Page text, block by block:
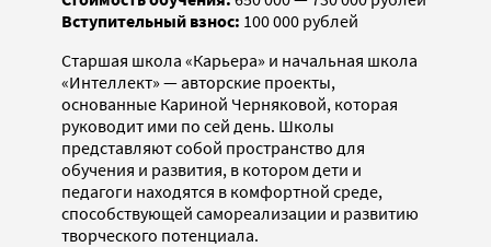
Вступительный взнос: 100 000 рублей
Старшая школа «Карьера» и начальная школа
«Интеллект» — авторские проекты,
основанные Кариной Черняковой, которая
руководит ими по сей день. Школы
представляют собой пространство для
обучения и развития, в котором дети и
педагоги находятся в комфортной среде,
способствующей самореализации и развитию
творческого потенциала.